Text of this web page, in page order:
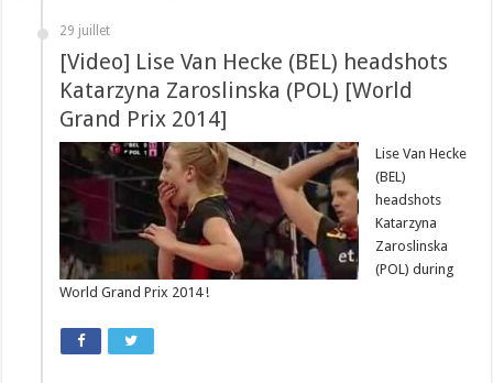
29 juillet
[Video] Lise Van Hecke (BEL) headshots
Katarzyna Zaroslinska (POL) [World
Grand Prix 2014]
Lise Van Hecke
(BEL)
headshots
Katarzyna
Zaroslinska
(POL) during
World Grand Prix 2014 !